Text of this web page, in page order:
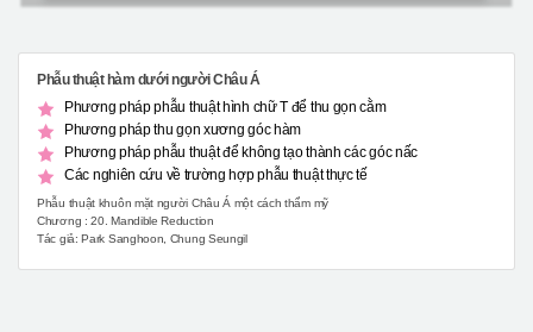
Phẫu thuật hàm dưới người Châu Á
Phương pháp phẫu thuật hình chữ T để thu gọn cằm
Phương pháp thu gọn xương góc hàm
Phương pháp phẫu thuật để không tạo thành các góc nấc
Các nghiên cứu về trường hợp phẫu thuật thực tế
Phẫu thuật khuôn mặt người Châu Á một cách thẩm mỹ
Chương : 20. Mandible Reduction
Tác giả: Park Sanghoon, Chung Seungil